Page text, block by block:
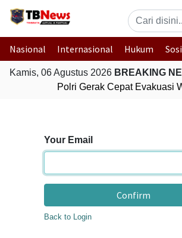
Nasional Internasional Hukum
Kamis, 06 Agustus 2026 BREAKING
Polri Gerak Cepat Evakuasi
Your Email
Confirm
Back to Login